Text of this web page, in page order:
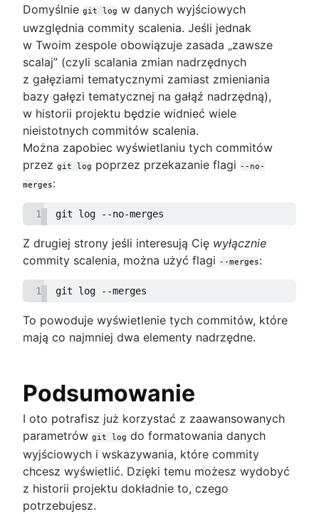
Domyślnie git log w danych wyjściowych
uwzględnia commity scalenia. Jeśli jednak
w Twoim zespole obowiązuje zasada „zawsze
scalaj” (czyli scalania zmian nadrzędnych
z gałęziami tematycznymi zamiast zmieniania
bazy gałęzi tematycznej na gałąź nadrzędną),
w historii projektu będzie widnieć wiele
nieistotnych commitów scalenia.
Można zapobiec wyświetlaniu tych commitów
przez git log poprzez przekazanie flagi --no-
merges:
1 git log --no-merges
Z drugiej strony jeśli interesują Cię wyłącznie
commity scalenia, można użyć flagi --merges:
1 git log --merges
To powoduje wyświetlenie tych commitów, które
mają co najmniej dwa elementy nadrzędne.
Podsumowanie
I oto potrafisz już korzystać z zaawansowanych
parametrów git log do formatowania danych
wyjściowych i wskazywania, które commity
chcesz wyświetlić. Dzięki temu możesz wydobyć
z historii projektu dokładnie to, czego
potrzebujesz.